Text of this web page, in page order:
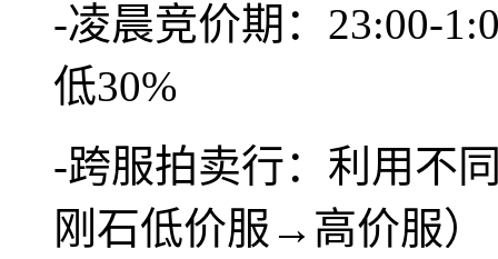
-凌晨竞价期：23:00-
低30%
-跨服拍卖行：利用不
刚石低价服→高价服）